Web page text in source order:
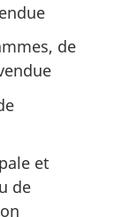
de
et
de